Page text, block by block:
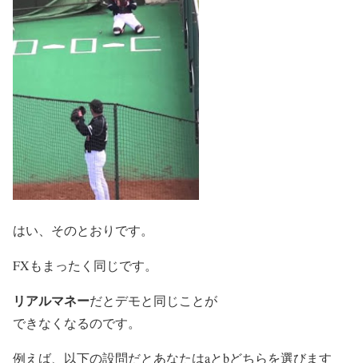
はい、そのとおりです。
FXもまったく同じです。
リアルマネーだとデモと同じことが
できなくなるのです。
例えば、以下の設問だとあなたはaとbどちらを選びます